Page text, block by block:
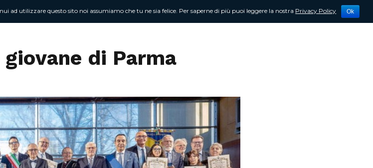
Chi sono Attività Newsletter Contattami
giovane di Parma
ad utilizzare questo sito noi assumiamo che tu ne sia felice. Per saperne di più puoi leggere la nostra Privacy Policy Ok